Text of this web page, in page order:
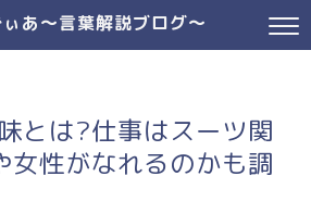
あ～言葉解説ブログ～
とは?仕事はスーツ関
女性がなれるのかも調